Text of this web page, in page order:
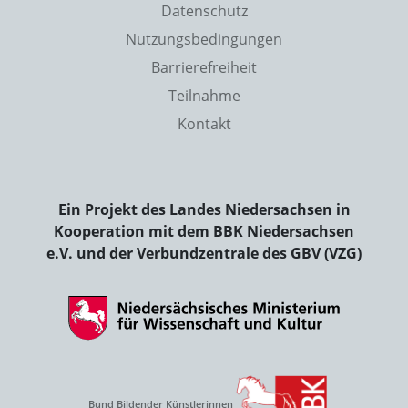
Datenschutz
Nutzungsbedingungen
Barrierefreiheit
Teilnahme
Kontakt
Ein Projekt des Landes Niedersachsen in
Kooperation mit dem BBK Niedersachsen
e.V. und der Verbundzentrale des GBV (VZG)
Bund Bildender Künstlerinnen